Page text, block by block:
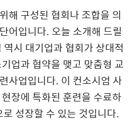
해 구성된 협회나 조합을 의
어입니다. 오늘 소개해 드릴
시 대기업과 협회가 상대적
업과 협약을 맺고 맞춤형 교
사업입니다. 이 컨소시엄 사
장에 특화된 훈련을 수료하
성장할 수 있는 것입니다.